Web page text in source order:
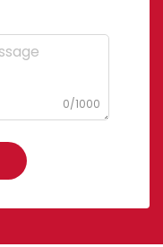
0/1000